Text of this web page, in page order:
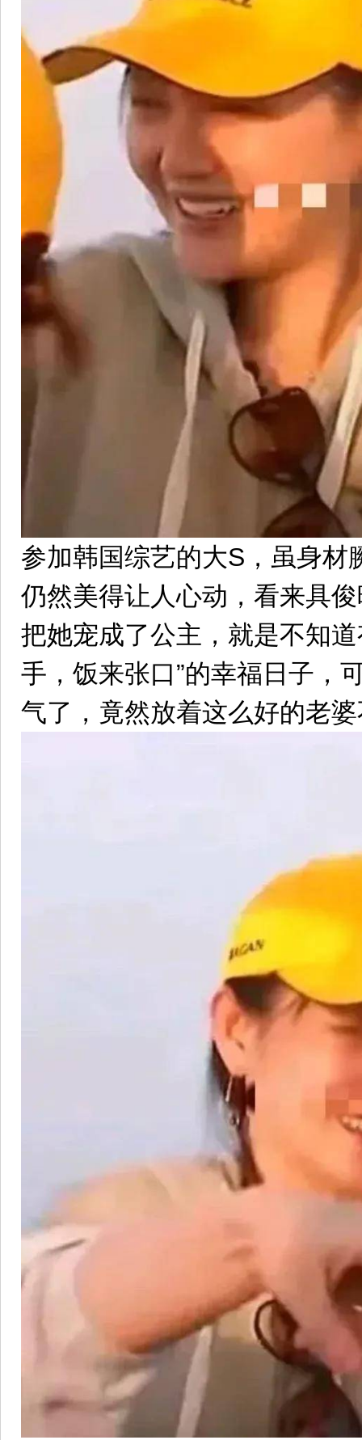
参加韩国综艺的大S，虽身材
仍然美得让人心动，看来具
把她宠成了公主，就是不知
手，饭来张口”的幸福日子，
气了，竟然放着这么好的老